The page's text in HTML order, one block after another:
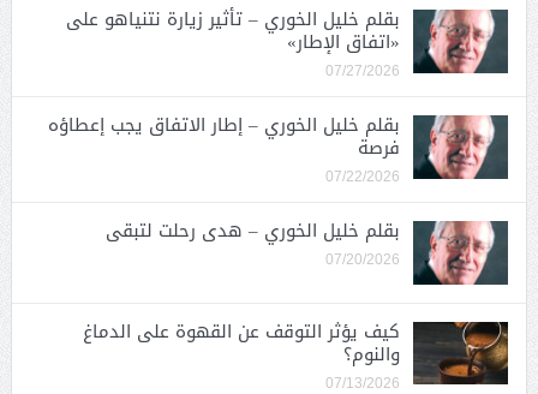
بقلم خليل الخوري – تأثير زيارة نتنياهو على
«اتفاق الإطار»
07/27/2026
بقلم خليل الخوري – إطار الاتفاق يجب إعطاؤه
فرصة
07/22/2026
بقلم خليل الخوري – هدى رحلت لتبقى
07/20/2026
كيف يؤثر التوقف عن القهوة على الدماغ
والنوم؟
07/13/2026